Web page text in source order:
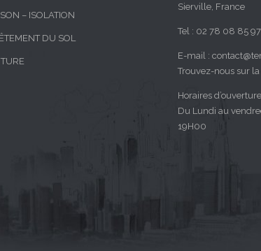
– ISOLATION
DU SOL
Sierville, France
Tel : 02 78 08 85 97
E-mail :
Trouvez-nous sur
Horaires
Du Lundi au
19H00